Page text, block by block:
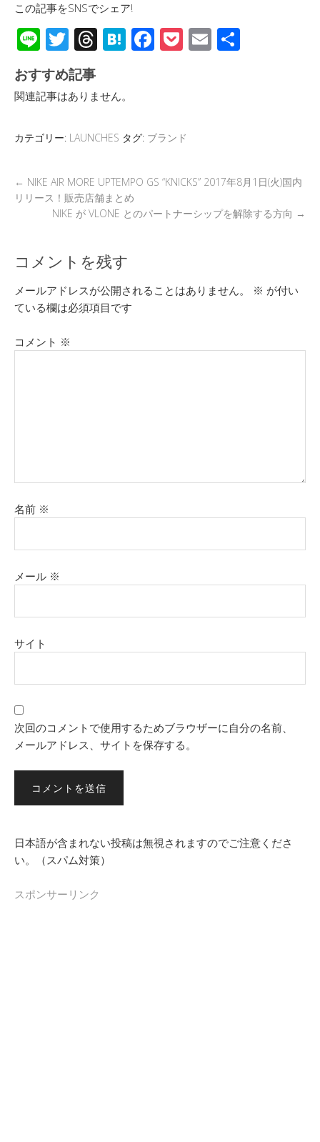
この記事をSNSでシェア!
Li
n
e
T
wi
tt
er
T
e
a
d
H
a
F
o
o
k
P E
おすすめ記事
関連記事はありません。
カテゴリー: LAUNCHES タグ: ブランド
← NIKE AIR MORE UPTEMPO GS “KNICKS” 2017年8月1日(火)国内
リリース！販売店舗まとめ
NIKE が VLONE とのパートナーシップを解除する方向 →
コメントを残す
メールアドレスが公開されることはありません。 ※ が付い
ている欄は必須項目です
コメント ※
名前 ※
メール ※
サイト
次回のコメントで使用するためブラウザーに自分の名前、
メールアドレス、サイトを保存する。
日本語が含まれない投稿は無視されますのでご注意くださ
い。（スパム対策）
スポンサーリンク